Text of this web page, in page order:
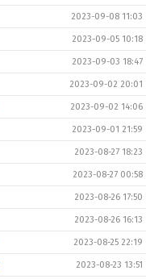
2023-09-08 11:03
2023-09-05 10:18
2023-09-03 18:47
2023-09-02 20:01
2023-09-02 14:06
2023-09-01 21:59
2023-08-27 18:23
2023-08-27 00:58
2023-08-26 17:50
2023-08-26 16:13
2023-08-25 22:19
2023-08-23 13:51